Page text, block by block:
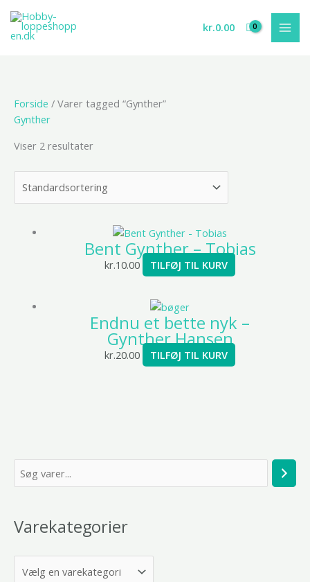
indholdet
kr.0.00
ø
Varekategorier
Forside / Varer tagged “Gynther”
Gynther
Viser 2 resultater
Bent Gynther – Tobias
kr.10.00 TILFØJ TIL KURV
Endnu et bette nyk –
Gynther Hansen
kr.20.00 TILFØJ TIL KURV